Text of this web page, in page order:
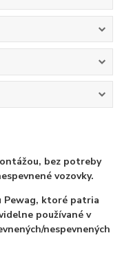
bez potreby
vozovky.
Pewag, ktoré patria
používané v
nespevnených